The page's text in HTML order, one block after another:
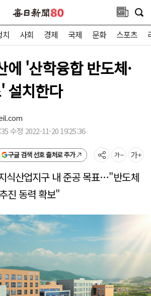
치 사회 경제 국제 문화 스포츠
에 '산학융합 반도체·
설치한다
수정 2022-11-20 19:25:36
구글 검색 선호 출처로 추가
식산업지구 내 준공 목표…"반도체
진 동력 확보"